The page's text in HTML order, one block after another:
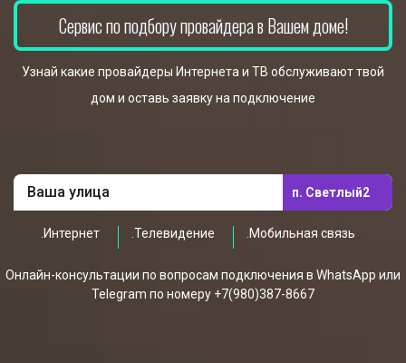
Сервис по подбору провайдера в Вашем доме!
Узнай какие провайдеры Интернета и ТВ обслуживают твой
дом и оставь заявку на подключение
п. Светлый2
.Интернет .Телевидение .Мобильная связь
Онлайн-консультации по вопросам подключения в WhatsApp или
Telegram по номеру +7(980)387-8667